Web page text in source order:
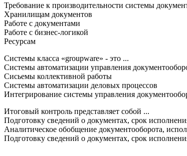
Требование к производительности системы
Хранилищам документов
Работе с документами
Работе с бизнес-логикой
Ресурсам
Системы класса «groupware» - это ...
Системы автоматизации управления
Сисьемы коллективной работы
Системы автоматизации деловых процессов
Интегрирование системы управления
Итоговый контроль представляет собой ...
Подготовку сведений о документах, срок
Аналитическое обобщение документооборота,
Подготовку сведений о документах, срок